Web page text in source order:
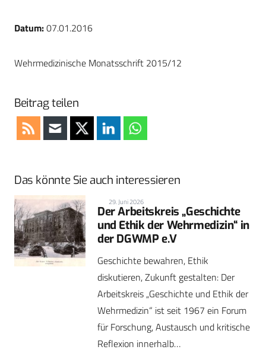
Datum:07.01.2016
Wehrmedizinische Monatsschrift 2015/12
Beitrag teilen
Das könnte Sie auch interessieren
29. Juni 2026
Der Arbeitskreis „Geschichte
und Ethik der Wehrmedizin“ in
der DGWMP e.V
Geschichte bewahren, Ethik
diskutieren, Zukunft gestalten: Der
Arbeitskreis „Geschichte und Ethik der
Wehrmedizin“ ist seit 1967 ein Forum
für Forschung, Austausch und kritische
Reflexion innerhalb…